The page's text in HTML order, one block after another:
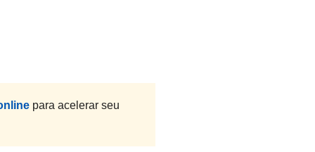
para acelerar seu